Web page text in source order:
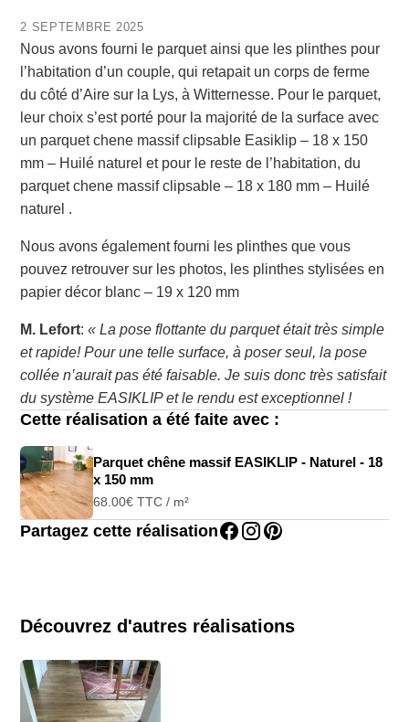
2 SEPTEMBRE 2025
Nous avons fourni le parquet ainsi que les plinthes pour
l’habitation d’un couple, qui retapait un corps de ferme
du côté d’Aire sur la Lys, à Witternesse. Pour le parquet,
leur choix s’est porté pour la majorité de la surface avec
un parquet chene massif clipsable Easiklip – 18 x 150
mm – Huilé naturel et pour le reste de l’habitation, du
parquet chene massif clipsable – 18 x 180 mm – Huilé
naturel .
Nous avons également fourni les plinthes que vous
pouvez retrouver sur les photos, les plinthes stylisées en
papier décor blanc – 19 x 120 mm
M. Lefort:« La pose flottante du parquet était très simple
et rapide! Pour une telle surface, à poser seul, la pose
collée n’aurait pas été faisable. Je suis donc très satisfait
du système EASIKLIP et le rendu est exceptionnel !
Cette réalisation a été faite avec :
Parquet chêne massif EASIKLIP - Naturel - 18
x 150 mm
68.00€ TTC / m²
Partagez cette réalisation
Découvrez d'autres réalisations